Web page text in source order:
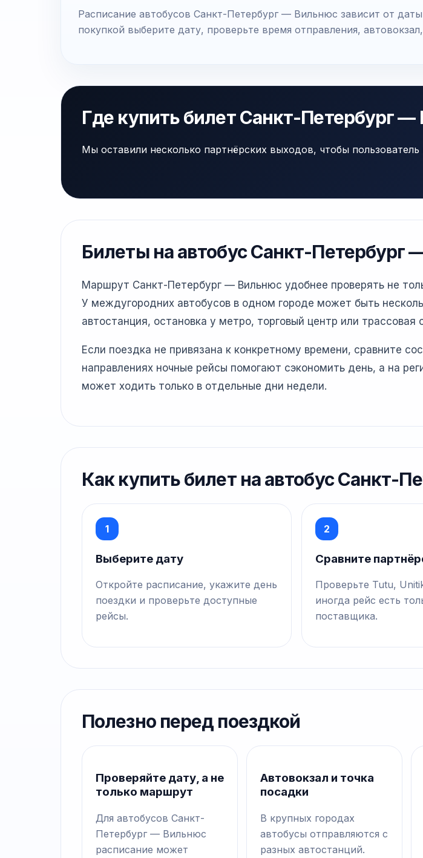
Расписание автобусов Санкт-Петербург — Вильнюс зависит от
покупкой выберите дату, проверьте время отправления,
Где купить билет Санкт-Петербург
Мы оставили несколько партнёрских выходов, чтобы
Билеты на автобус Санкт-Петербург
Маршрут Санкт-Петербург — Вильнюс удобнее проверять не
У междугородних автобусов в одном городе может быть
автостанция, остановка у метро, торговый центр или трассовая
Если поездка не привязана к конкретному времени, сравните
направлениях ночные рейсы помогают сэкономить день, а на
может ходить только в отдельные дни недели.
Как купить билет на автобус Санкт-
1
Выберите дату
Откройте расписание, укажите день
поездки и проверьте доступные
рейсы.
2
Сравните
Проверьте Tutu,
иногда рейс есть
поставщика.
Полезно перед поездкой
Проверяйте дату, а не
только маршрут
Для автобусов Санкт-
Петербург — Вильнюс
расписание может
Автовокзал и точка
посадки
В крупных городах
автобусы отправляются с
разных автостанций.